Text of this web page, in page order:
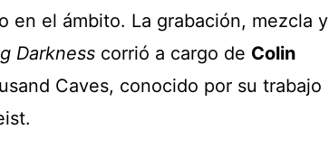
en el ámbito. La grabación, mezcla y
Darkness corrió a cargo de Colin
Caves, conocido por su trabajo